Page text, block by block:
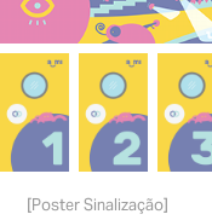
[Poster Sinalização]